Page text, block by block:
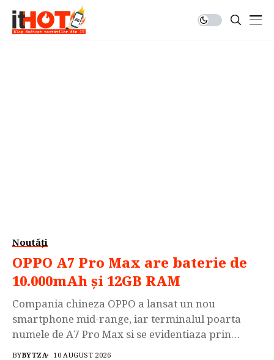
Noutăți
OPPO A7 Pro Max are baterie de
10.000mAh și 12GB RAM
Compania chineza OPPO a lansat un nou
smartphone mid-range, iar terminalul poarta
numele de A7 Pro Max si se evidentiaza prin
intermediul acumulatorului extrem de generos,
BYBYTZA 10 AUGUST 2026